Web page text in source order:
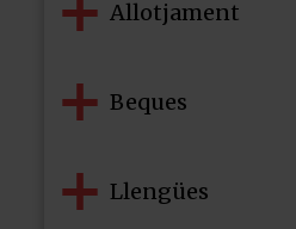
Allotjament
Beques
Llengües